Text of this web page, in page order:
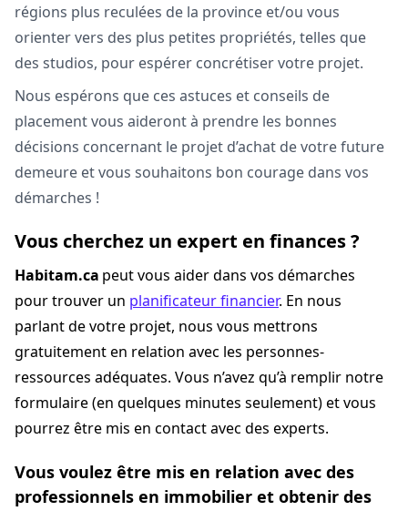
régions plus reculées de la province et/ou vous
orienter vers des plus petites propriétés, telles que
des studios, pour espérer concrétiser votre projet.
Nous espérons que ces astuces et conseils de
placement vous aideront à prendre les bonnes
décisions concernant le projet d’achat de votre future
demeure et vous souhaitons bon courage dans vos
démarches !
Vous cherchez un expert en finances ?
Habitam.ca peut vous aider dans vos démarches
pour trouver un planificateur financier. En nous
parlant de votre projet, nous vous mettrons
gratuitement en relation avec les personnes-
ressources adéquates. Vous n’avez qu’à remplir notre
formulaire (en quelques minutes seulement) et vous
pourrez être mis en contact avec des experts.
Vous voulez être mis en relation avec des
professionnels en immobilier et obtenir des